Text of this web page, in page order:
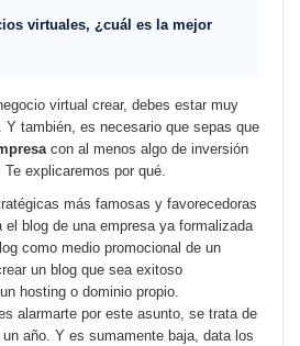
virtuales, ¿cuál es la mejor
virtual crear, debes estar muy
Y también, es necesario que sepas que
con al menos algo de inversión
explicaremos por qué.
más famosas y favorecedoras
el blog de una empresa ya formalizada
como medio promocional de un
un blog que sea exitoso
hosting o dominio propio.
alarmarte por este asunto, se trata de
año. Y es sumamente baja, data los